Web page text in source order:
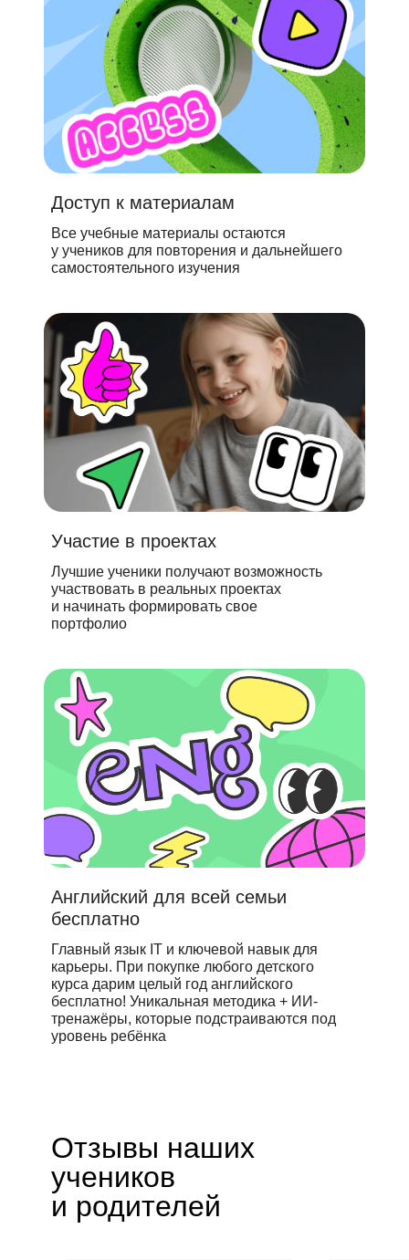
Доступ к материалам
Все учебные материалы остаются
у учеников для повторения и дальнейшего
самостоятельного изучения
Участие в проектах
Лучшие ученики получают возможность
участвовать в реальных проектах
и начинать формировать свое
портфолио
Английский для всей семьи
бесплатно
Главный язык IT и ключевой навык для
карьеры. При покупке любого детского
курса дарим целый год английского
бесплатно! Уникальная методика + ИИ-
тренажёры, которые подстраиваются под
уровень ребёнка
Отзывы наших
учеников
и родителей